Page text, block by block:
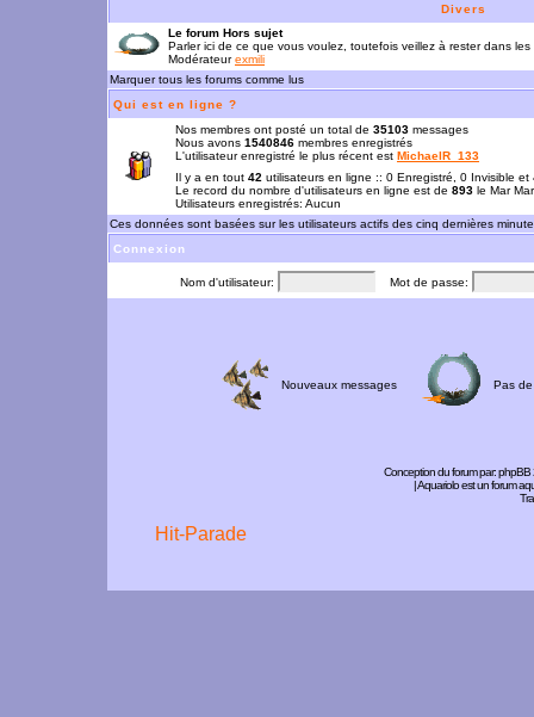
Divers
Le forum Hors sujet
Parler ici de ce que vous voulez, toutefois veillez à rester dans les
Modérateurexmili
Marquer tous les forums comme lus
Qui est en ligne ?
Nos membres ont posté un total de 35103 messages
Nous avons 1540846 membres enregistrés
L'utilisateur enregistré le plus récent est MichaelR_133
Il y a en tout 42 utilisateurs en ligne :: 0 Enregistré, 0 Invisible
Le record du nombre d'utilisateurs en ligne est de 893 le Mar
Utilisateurs enregistrés: Aucun
Ces données sont basées sur les utilisateurs actifs des cinq dernières
Connexion
Nom d'utilisateur: Mot de passe:
Nouveaux messages Pas
Conception du forum par:phpBB
| Aquariolo est un forum